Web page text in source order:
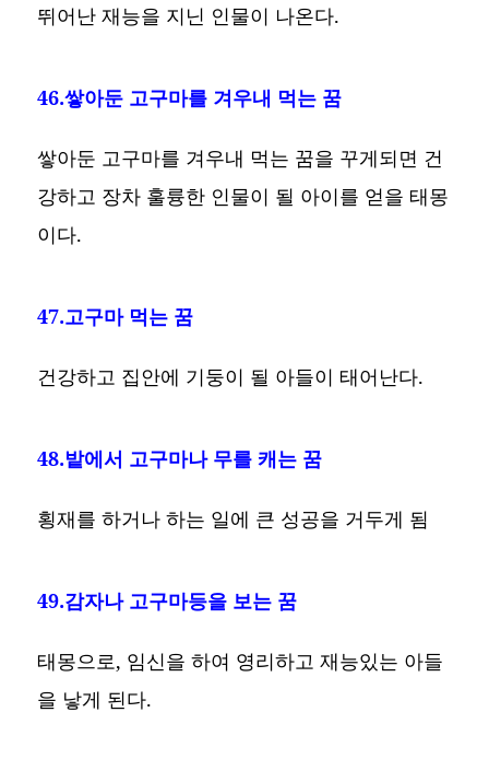
뛰어난 재능을 지닌 인물이 나온다.
46.쌓아둔 고구마를 겨우내 먹는 꿈
쌓아둔 고구마를 겨우내 먹는 꿈을 꾸게되면 건
강하고 장차 훌륭한 인물이 될 아이를 얻을 태몽
이다.
47.고구마 먹는 꿈
건강하고 집안에 기둥이 될 아들이 태어난다.
48.밭에서 고구마나 무를 캐는 꿈
횡재를 하거나 하는 일에 큰 성공을 거두게 됨
49.감자나 고구마등을 보는 꿈
태몽으로, 임신을 하여 영리하고 재능있는 아들
을 낳게 된다.